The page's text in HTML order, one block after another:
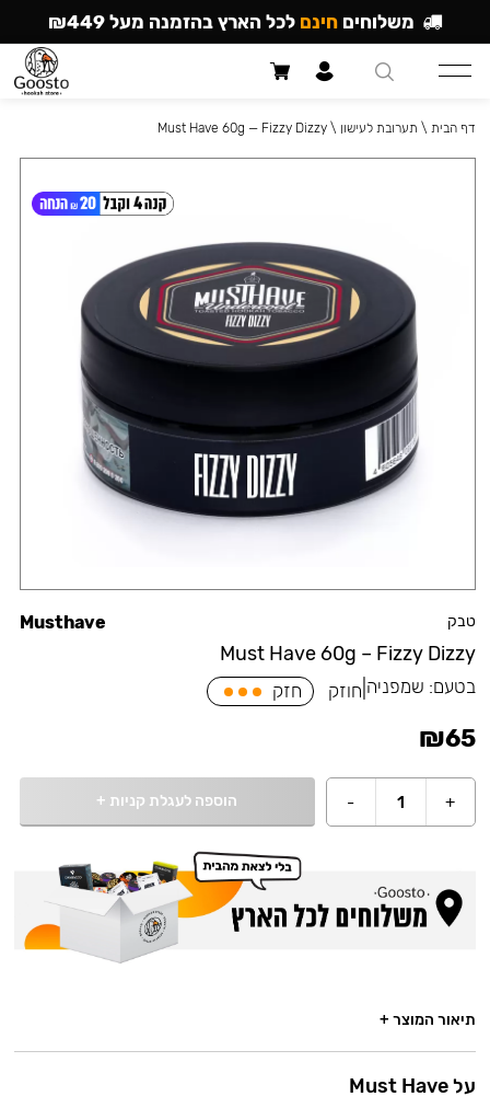
טבק
Must Have 60g – Fizzy Dizzy
Musthave
בטעם: שמפניה חוזק חזק
₪65
+
1
- הוספה לעגלת קניות +
דף הבית \ תערובת לעישון \
Must Have 60g — Fizzy Dizzy
תיאור המוצר +
על Must Have
משלוחים חינם לכל הארץ בהזמנה מעל ₪449